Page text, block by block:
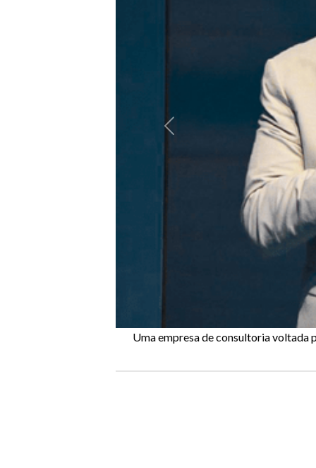
Anterior
Uma empresa de consultoria voltada